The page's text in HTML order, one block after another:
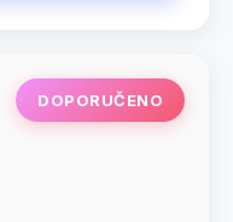
DOPORUČENO